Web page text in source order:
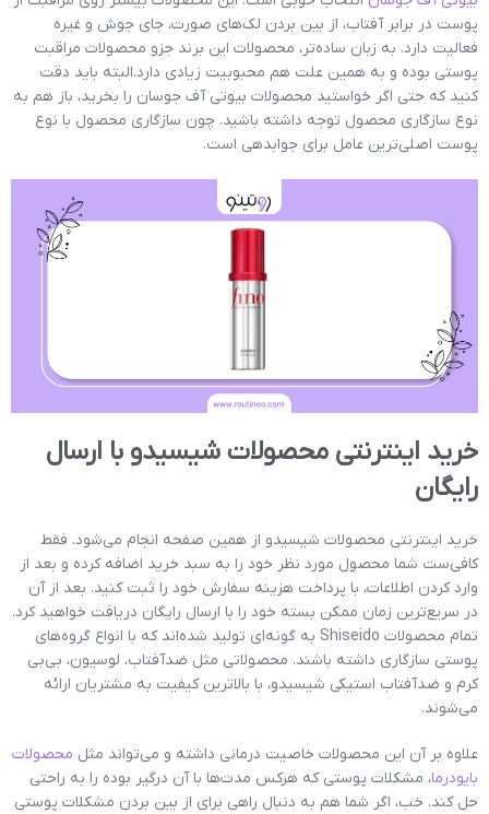
پوست در برابر آفتاب، از بین بردن لک‌های صورت، جای جوش و غیره
فعالیت دارد. به زبان ساده‌تر، محصولات این برند جزو محصولات مراقبت
پوستی بوده و به همین علت هم محبوبیت زیادی دارد.البته باید دقت
کنید که حتی اگر خواستید محصولات بیوتی آف جوسان را بخرید، باز هم به
نوع سازگاری محصول توجه داشته باشید. چون سازگاری محصول با نوع
پوست اصلی‌ترین عامل برای جوابدهی است.
خرید اینترنتی محصولات شیسیدو با ارسال
رایگان
خرید اینترنتی محصولات شیسیدو از همین صفحه انجام می‌شود. فقط
کافی‌ست شما محصول مورد نظر خود را به سبد خرید اضافه کرده و بعد از
وارد کردن اطلاعات، با پرداخت هزینه سفارش خود را ثبت کنید. بعد از آن
در سریع‌ترین زمان ممکن بسته خود را با ارسال رایگان دریافت خواهید کرد.
تمام محصولات Shiseido به گونه‌ای تولید شده‌اند که با انواع گروه‌های
پوستی سازگاری داشته باشند. محصولاتی مثل ضدآفتاب، لوسیون، بی‌بی
کرم و ضدآفتاب استیکی شیسیدو، با بالاترین کیفیت به مشتریان ارائه
می‌شوند.
علاوه بر آن این محصولات خاصیت درمانی داشته و می‌تواند مثل محصولات
بایودرما، مشکلات پوستی که هرکس مدت‌ها با آن درگیر بوده را به راحتی
حل کند. خب، اگر شما هم به دنبال راهی برای از بین بردن مشکلات پوستی